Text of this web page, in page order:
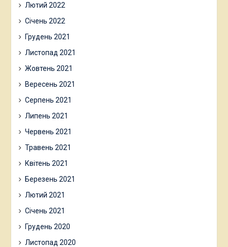
Лютий 2022
Січень 2022
Грудень 2021
Листопад 2021
Жовтень 2021
Вересень 2021
Серпень 2021
Липень 2021
Червень 2021
Травень 2021
Квітень 2021
Березень 2021
Лютий 2021
Січень 2021
Грудень 2020
Листопад 2020